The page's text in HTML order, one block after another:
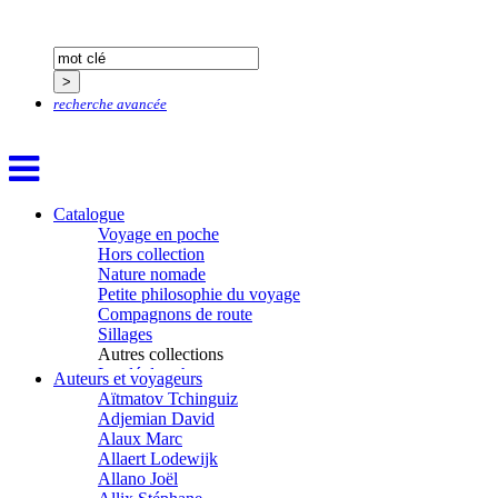
recherche avancée
Catalogue
Voyage en poche
Hors collection
Nature nomade
Petite philosophie du voyage
Compagnons de route
Sillages
Autres collections
La clé des champs
Chemins d’étoiles
Visions
Auteurs et voyageurs
Aïtmatov Tchinguiz
Adjemian David
Alaux Marc
Allaert Lodewijk
Allano Joël